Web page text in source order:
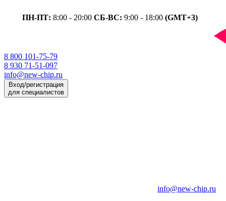
ПН-ПТ: 8:00 - 20:00 СБ-ВС: 9:00 - 18:00 (GMT+3)
8 800 101-75-79
8 930 71-51-097
info@new-chip.ru
Вход/регистрация
для специалистов
info@new-chip.ru